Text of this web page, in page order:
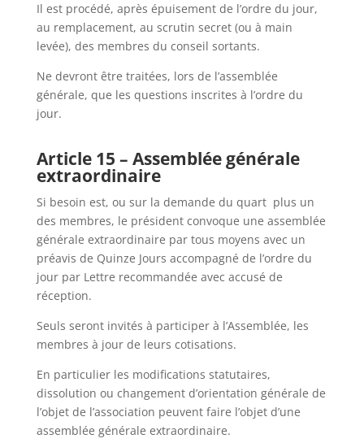
Il est procédé, après épuisement de l’ordre du jour,
au remplacement, au scrutin secret (ou à main
levée), des membres du conseil sortants.
Ne devront être traitées, lors de l’assemblée
générale, que les questions inscrites à l’ordre du
jour.
Article 15 – Assemblée générale
extraordinaire
Si besoin est, ou sur la demande du quart plus un
des membres, le président convoque une assemblée
générale extraordinaire par tous moyens avec un
préavis de Quinze Jours accompagné de l’ordre du
jour par Lettre recommandée avec accusé de
réception.
Seuls seront invités à participer à l’Assemblée, les
membres à jour de leurs cotisations.
En particulier les modifications statutaires,
dissolution ou changement d’orientation générale de
l’objet de l’association peuvent faire l’objet d’une
assemblée générale extraordinaire.